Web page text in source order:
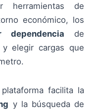
herramientas de
económico, los
dependencia de
y elegir cargas que
facilita la
y la búsqueda de